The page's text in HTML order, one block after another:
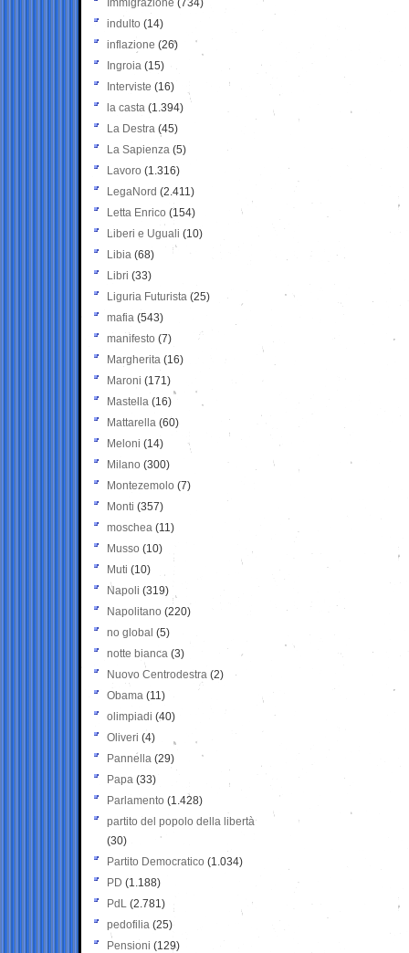
Immigrazione (734)
indulto (14)
inflazione (26)
Ingroia (15)
Interviste (16)
la casta (1.394)
La Destra (45)
La Sapienza (5)
Lavoro (1.316)
LegaNord (2.411)
Letta Enrico (154)
Liberi e Uguali (10)
Libia (68)
Libri (33)
Liguria Futurista (25)
mafia (543)
manifesto (7)
Margherita (16)
Maroni (171)
Mastella (16)
Mattarella (60)
Meloni (14)
Milano (300)
Montezemolo (7)
Monti (357)
moschea (11)
Musso (10)
Muti (10)
Napoli (319)
Napolitano (220)
no global (5)
notte bianca (3)
Nuovo Centrodestra (2)
Obama (11)
olimpiadi (40)
Oliveri (4)
Pannella (29)
Papa (33)
Parlamento (1.428)
partito del popolo della libertà
(30)
Partito Democratico (1.034)
PD (1.188)
PdL (2.781)
pedofilia (25)
Pensioni (129)